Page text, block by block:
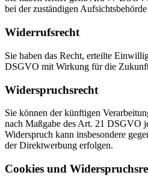
bei der zuständigen
Widerrufsrecht
Sie haben das Recht, erteilte
DSGVO mit Wirkung für die
Widerspruchsrecht
Sie können der künftigen
nach Maßgabe des Art. 21 DSGVO
Widerspruch kann insbesondere
der Direktwerbung erfolgen.
Cookies und